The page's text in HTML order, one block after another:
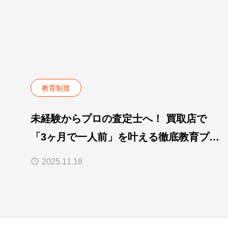
教育制度
未経験からプロの査定士へ！ 買取店で
「3ヶ月で一人前」を叶える徹底教育プロ
グラム
2025.11.18